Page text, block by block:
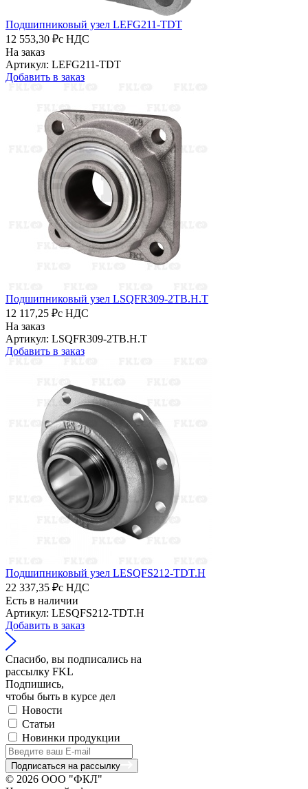
Подшипниковый узел LEFG211-TDT
12 553,30 ₽с НДС
На заказ
Артикул: LEFG211-TDT
Добавить в заказ
Подшипниковый узел LSQFR309-2TB.H.T
12 117,25 ₽с НДС
На заказ
Артикул: LSQFR309-2TB.H.T
Добавить в заказ
Подшипниковый узел LESQFS212-TDT.H
22 337,35 ₽с НДС
Есть в наличии
Артикул: LESQFS212-TDT.H
Добавить в заказ
Спасибо, вы подписались на
рассылку FKL
Подпишись,
чтобы быть в курсе дел
Новости
Статьи
Новинки продукции
Подписаться на рассылку
© 2026 ООО "ФКЛ"